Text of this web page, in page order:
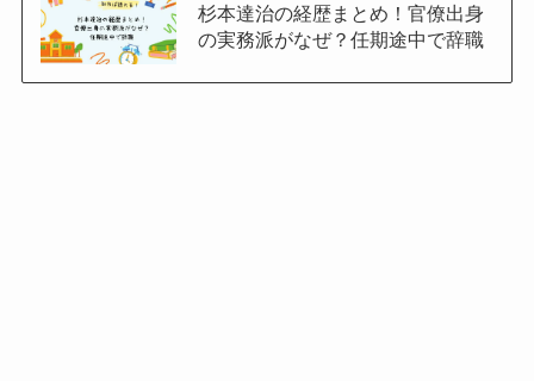
杉本達治の経歴まとめ！官僚出身
の実務派がなぜ？任期途中で辞職